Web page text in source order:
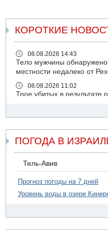
КОРОТКИЕ
08.08.2026 14:43
Тело мужчины обнаружено
местности недалеко от
08.08.2026 11:02
Трое убитых в результате
07.08.2026 20:43
07.08.2026 20:41
Ynet: "Хизбалла"
07.08.2026 19:16
ДТП в Ашдоде: тяжело
07.08.2026 19:14
ПОГОДА В
Тель-Авив
Прогноз погоды на 7 дней
Уровень воды в озере